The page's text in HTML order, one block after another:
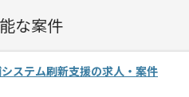
案件を保有している企業ですので、
な案件
システム刷新支援の求人・案件